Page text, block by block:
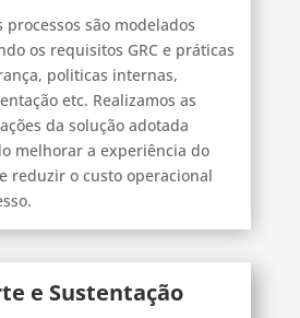
processos são modelados
os requisitos GRC e práticas
politicas internas,
etc. Realizamos as
da solução adotada
melhorar a experiência do
reduzir o custo operacional
e Sustentação